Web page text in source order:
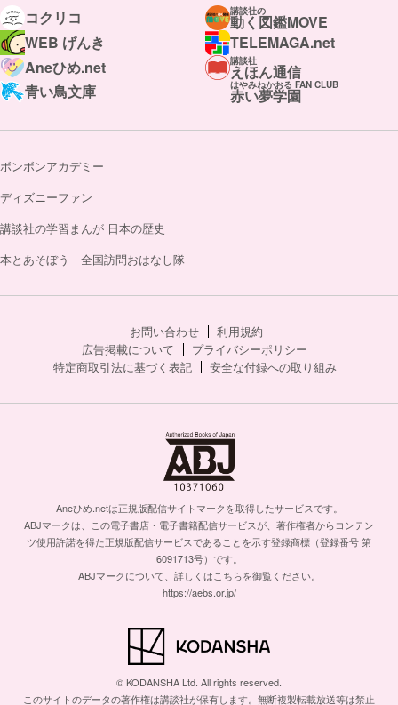
コクリコ
講談社の
動く図鑑MOVE
WEB げんき
TELEMAGA.net
Aneひめ.net
講談社
えほん通信
青い鳥文庫
はやみねかおる FAN CLUB
赤い夢学園
ボンボンアカデミー
ディズニーファン
講談社の学習まんが 日本の歴史
本とあそぼう 全国訪問おはなし隊
お問い合わせ
利用規約
広告掲載について
プライバシーポリシー
特定商取引法に基づく表記
安全な付録への取り組み
Aneひめ.netは正規版配信サイトマークを取得したサービスです。
ABJマークは、この電子書店・電子書籍配信サービスが、著作権者からコンテン
ツ使用許諾を得た正規版配信サービスであることを示す登録商標（登録番号 第
6091713号）です。
ABJマークについて、詳しくはこちらを御覧ください。
https://aebs.or.jp/
© KODANSHA Ltd. All rights reserved.
このサイトのデータの著作権は講談社が保有します。無断複製転載放送等は禁止